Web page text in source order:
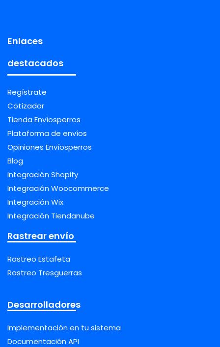
Enlaces
destacados
Regístrate
Cotizador
Tienda Envíosperros
Plataforma de envíos
Opiniones Envíosperros
Blog
Integración Shopify
Integración Woocommerce
Integración Wix
Integración Tiendanube
Rastrear envío
Rastreo Estafeta
Rastreo Tresguerras
Desarrolladores
Implementación en tu sistema
Documentación API